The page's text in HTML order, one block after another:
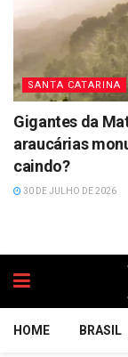
SANTA CATARINA
Gigantes da
araucárias
caindo?
30 DE JULHO DE 2026
HOME BRASIL